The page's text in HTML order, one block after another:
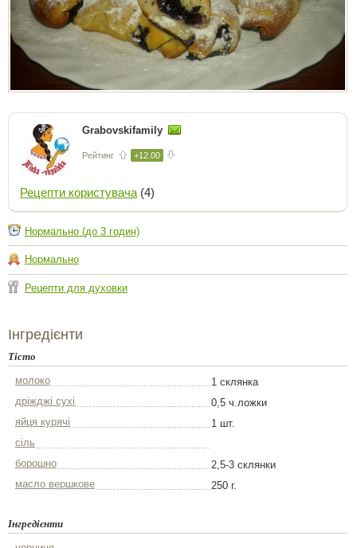
Grabovskifamily
Рейтинг +12.00
Рецепти користувача (4)
Нормально (до 3 годин)
Нормально
Рецепти для духовки
Інгредієнти
Тісто
молоко
1 склянка
дріжджі сухі
0,5 ч.ложки
яйця курячі
1 шт.
сіль
борошно
2,5-3 склянки
масло вершкове
250 г.
Інгредієнти